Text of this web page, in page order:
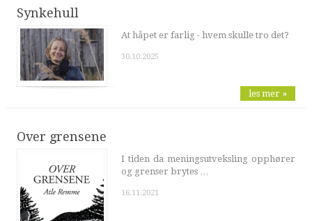
Synkehull
At håpet er farlig - hvem skulle tro det?
30.10.2025
les mer »
Over grensene
I tiden da meningsutveksling opphører
og grenser brytes …
16.11.2021